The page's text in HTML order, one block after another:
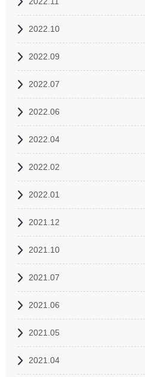
2022.10
2022.09
2022.07
2022.06
2022.04
2022.02
2022.01
2021.12
2021.10
2021.07
2021.06
2021.05
2021.04